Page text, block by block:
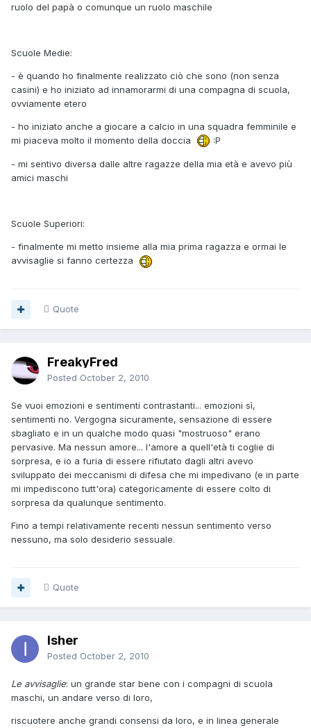
ruolo del papà o comunque un ruolo maschile
Scuole Medie:
- è quando ho finalmente realizzato ciò che sono (non senza
casini) e ho iniziato ad innamorarmi di una compagna di scuola,
ovviamente etero
- ho iniziato anche a giocare a calcio in una squadra femminile e
mi piaceva molto il momento della doccia
:P
- mi sentivo diversa dalle altre ragazze della mia età e avevo più
amici maschi
Scuole Superiori:
- finalmente mi metto insieme alla mia prima ragazza e ormai le
avvisaglie si fanno certezza
Quote
FreakyFred
Posted October 2, 2010
Se vuoi emozioni e sentimenti contrastanti... emozioni sì,
sentimenti no. Vergogna sicuramente, sensazione di essere
sbagliato e in un qualche modo quasi "mostruoso" erano
pervasive. Ma nessun amore... l'amore a quell'età ti coglie di
sorpresa, e io a furia di essere rifiutato dagli altri avevo
sviluppato dei meccanismi di difesa che mi impedivano (e in parte
mi impediscono tutt'ora) categoricamente di essere colto di
sorpresa da qualunque sentimento.
Fino a tempi relativamente recenti nessun sentimento verso
nessuno, ma solo desiderio sessuale.
Quote
Isher
Posted October 2, 2010
Le avvisaglie: un grande star bene con i compagni di scuola
maschi, un andare verso di loro,
riscuotere anche grandi consensi da loro, e in linea generale